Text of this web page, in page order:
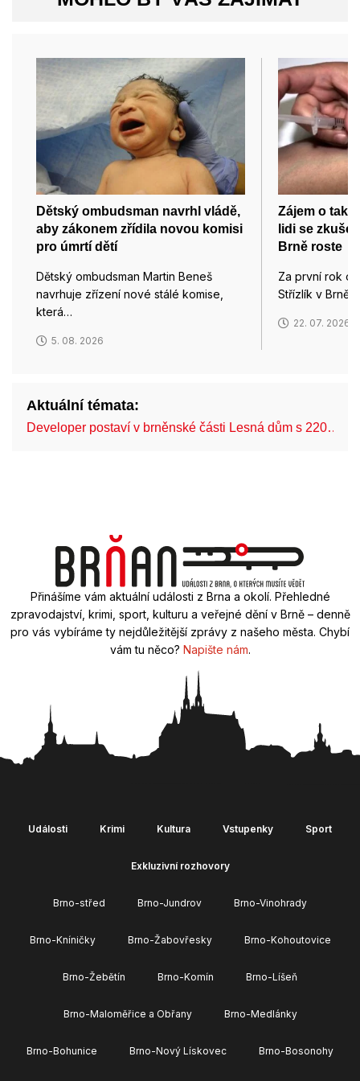
Dětský ombudsman navrhl vládě,
aby zákonem zřídila novou komisi
pro úmrtí dětí
Dětský ombudsman Martin Beneš
navrhuje zřízení nové stálé komise,
která…
5. 08. 2026
Zájem o
lidi se
Brně roste
Za první rok
Střízlík v
22. 07. 2026
Aktuální témata:
Developer postaví v brněnské části Lesná dům s 220…
Přinášíme vám aktuální události z Brna a okolí. Přehledné
zpravodajství, krimi, sport, kulturu a veřejné dění v Brně – denně
pro vás vybíráme ty nejdůležitější zprávy z našeho města. Chybí
vám tu něco? Napište nám.
Události Krimi Kultura Vstupenky Sport
Exkluzivní rozhovory
Brno-střed Brno-Jundrov Brno-Vinohrady
Brno-Kníničky Brno-Žabovřesky Brno-Kohoutovice
Brno-Žebětín Brno-Komín Brno-Líšeň
Brno-Maloměřice a Obřany Brno-Medlánky
Brno-Bohunice Brno-Nový Lískovec Brno-Bosonohy